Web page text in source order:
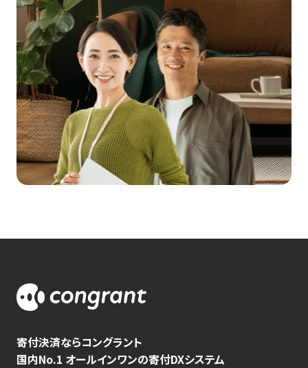
寄付決済ならコングラント
国内No.1 オールインワンの寄付DXシステム